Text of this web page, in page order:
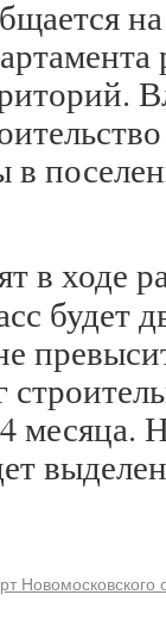
в ходе
будет
Новомосковского